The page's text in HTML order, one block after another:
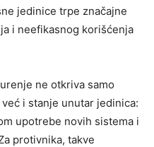
jedinice trpe značajne
i neefikasnog korišćenja
ne otkriva samo
i stanje unutar jedinica:
upotrebe novih sistema i
protivnika, takve